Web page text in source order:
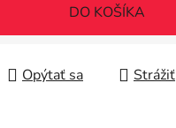
DO KOŠÍKA
Opýtať sa
Strážiť